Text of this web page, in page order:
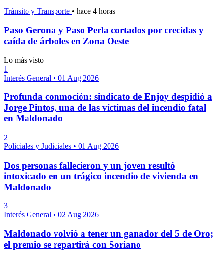
Tránsito y Transporte • hace 4 horas
Paso Gerona y Paso Perla cortados por crecidas y
caída de árboles en Zona Oeste
Lo más visto
1
Interés General • 01 Aug 2026
Profunda conmoción: sindicato de Enjoy despidió a
Jorge Pintos, una de las víctimas del incendio fatal
en Maldonado
2
Policiales y Judiciales • 01 Aug 2026
Dos personas fallecieron y un joven resultó
intoxicado en un trágico incendio de vivienda en
Maldonado
3
Interés General • 02 Aug 2026
Maldonado volvió a tener un ganador del 5 de Oro;
el premio se repartirá con Soriano